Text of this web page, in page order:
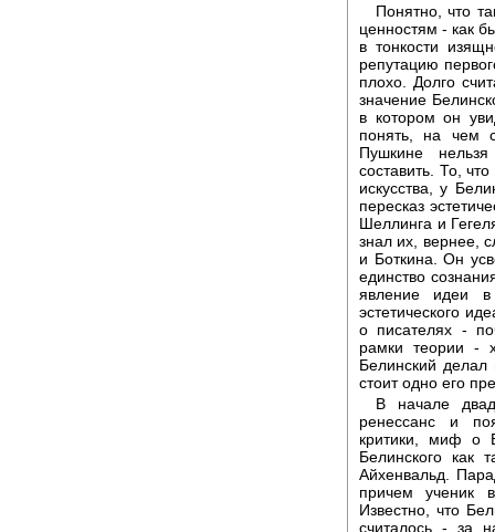
Понятно, что
ценностям - как
в тонкости
репутацию
плохо. Долго
значение
в котором он
понять, на чем
Пушкине
составить. То,
искусства, у
пересказ
Шеллинга и
знал их, вернее,
и Боткина. Он
единство
явление идеи в
эстетического
о писателях -
рамки теории -
Белинский делал
стоит одно его
В начале
ренессанс и
критики, миф о
Белинского как
Айхенвальд.
причем ученик
Известно, что
считалось - за